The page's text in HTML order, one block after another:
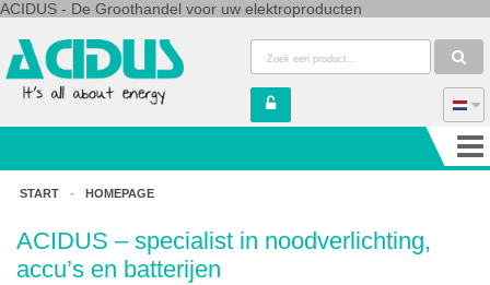
ACIDUS - De Groothandel voor uw elektroproducten
START - HOMEPAGE
ACIDUS – specialist in noodverlichting,
accu’s en batterijen